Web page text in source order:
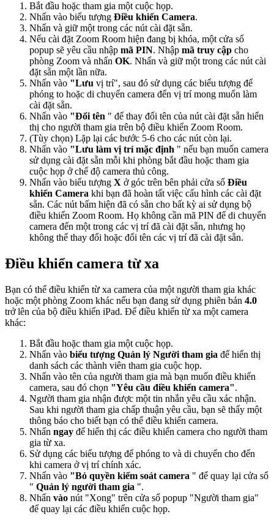
Bắt đầu hoặc tham gia một cuộc họp.
Nhấn vào biểu tượng Điều khiển Camera.
Nhấn và giữ một trong các nút cài đặt sẵn.
Nếu cài đặt Zoom Room hiện đang bị khóa, một cửa sổ
popup sẽ yêu cầu nhập mã PIN. Nhập mã truy cập cho
phòng Zoom và nhấn OK. Nhấn và giữ một trong các nút cài
đặt sẵn một lần nữa.
Nhấn vào "Lưu vị trí", sau đó sử dụng các biểu tượng để
phóng to hoặc di chuyển camera đến vị trí mong muốn làm
cài đặt sẵn.
Nhấn vào "Đổi tên " để thay đổi tên của nút cài đặt sẵn hiển
thị cho người tham gia trên bộ điều khiển Zoom Room.
(Tùy chọn) Lặp lại các bước 5-6 cho các nút còn lại.
Nhấn vào "Lưu làm vị trí mặc định " nếu bạn muốn camera
sử dụng cài đặt sẵn mỗi khi phòng bắt đầu hoặc tham gia
cuộc họp ở chế độ camera thủ công.
Nhấn vào biểu tượng X ở góc trên bên phải cửa sổ Điều
khiển Camera khi bạn đã hoàn tất việc cấu hình các cài đặt
sẵn. Các nút bấm hiện đã có sẵn cho bất kỳ ai sử dụng bộ
điều khiển Zoom Room. Họ không cần mã PIN để di chuyển
camera đến một trong các vị trí đã cài đặt sẵn, nhưng họ
không thể thay đổi hoặc đổi tên các vị trí đã cài đặt sẵn.
Điều khiển camera từ xa
Bạn có thể điều khiển từ xa camera của một người tham gia khác
hoặc một phòng Zoom khác nếu bạn đang sử dụng phiên bản 4.0
trở lên của bộ điều khiển iPad. Để điều khiển từ xa một camera
khác:
Bắt đầu hoặc tham gia một cuộc họp.
Nhấn vào biểu tượng Quản lý Người tham gia để hiển thị
danh sách các thành viên tham gia cuộc họp.
Nhấn vào tên của người tham gia mà bạn muốn điều khiển
camera, sau đó chọn "Yêu cầu điều khiển camera".
Người tham gia nhận được một tin nhắn yêu cầu xác nhận.
Sau khi người tham gia chấp thuận yêu cầu, bạn sẽ thấy một
thông báo cho biết bạn có thể điều khiển camera.
Nhấn ngay để hiển thị các điều khiển camera cho người tham
gia từ xa.
Sử dụng các biểu tượng để phóng to và di chuyển cho đến
khi camera ở vị trí chính xác.
Nhấn vào "Bỏ quyền kiểm soát camera " để quay lại cửa sổ
" Quản lý người tham gia ".
Nhấn vào nút "Xong" trên cửa sổ popup "Người tham gia"
để quay lại các điều khiển cuộc họp.